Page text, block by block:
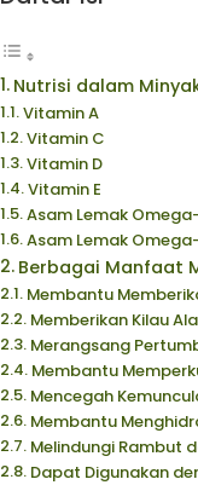
Nutrisi dalam
Vitamin A
Vitamin C
Vitamin D
Vitamin E
Asam Lemak
Asam Lemak
Berbagai Manfaat
Membantu
Memberikan Kilau
Merangsang
Membantu
Mencegah
Membantu
Melindungi Rambut
Dapat Digunakan